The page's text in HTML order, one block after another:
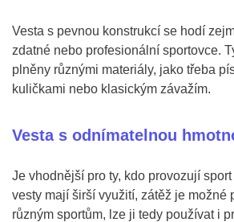
Vesta s pevnou konstrukcí se hodí
zdatné nebo profesionální sportovce.
plněny různými materiály, jako třeba
kuličkami nebo klasickým závažím.
Vesta s odnímatelnou
Je vhodnější pro ty, kdo provozují
vesty mají širší využití, zátěž je možné
různým sportům, lze ji tedy používat i